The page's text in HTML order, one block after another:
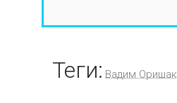
Теги: Вадим Оришак